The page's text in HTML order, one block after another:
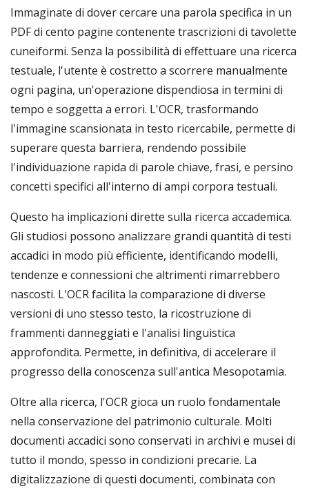
Immaginate di dover cercare una parola specifica in un
PDF di cento pagine contenente trascrizioni di tavolette
cuneiformi. Senza la possibilità di effettuare una ricerca
testuale, l'utente è costretto a scorrere manualmente
ogni pagina, un'operazione dispendiosa in termini di
tempo e soggetta a errori. L'OCR, trasformando
l'immagine scansionata in testo ricercabile, permette di
superare questa barriera, rendendo possibile
l'individuazione rapida di parole chiave, frasi, e persino
concetti specifici all'interno di ampi corpora testuali.
Questo ha implicazioni dirette sulla ricerca accademica.
Gli studiosi possono analizzare grandi quantità di testi
accadici in modo più efficiente, identificando modelli,
tendenze e connessioni che altrimenti rimarrebbero
nascosti. L'OCR facilita la comparazione di diverse
versioni di uno stesso testo, la ricostruzione di
frammenti danneggiati e l'analisi linguistica
approfondita. Permette, in definitiva, di accelerare il
progresso della conoscenza sull'antica Mesopotamia.
Oltre alla ricerca, l'OCR gioca un ruolo fondamentale
nella conservazione del patrimonio culturale. Molti
documenti accadici sono conservati in archivi e musei di
tutto il mondo, spesso in condizioni precarie. La
digitalizzazione di questi documenti, combinata con